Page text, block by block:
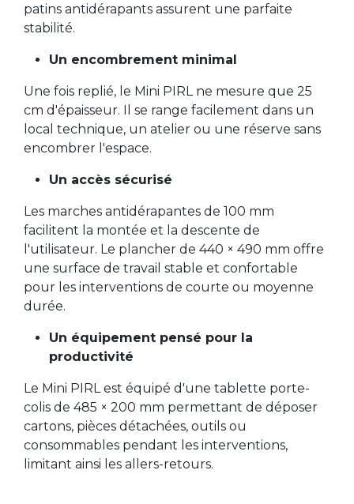
patins antidérapants assurent une parfaite
stabilité.
​Un encombrement minimal
Une fois replié, le Mini PIRL ne mesure que 25
cm d'épaisseur. Il se range facilement dans un
local technique, un atelier ou une réserve sans
encombrer l'espace.
Un accès sécurisé
Les marches antidérapantes de 100 mm
facilitent la montée et la descente de
l'utilisateur. Le plancher de 440 × 490 mm offre
une surface de travail stable et confortable
pour les interventions de courte ou moyenne
durée.
Un équipement pensé pour la
productivité
Le Mini PIRL est équipé d'une tablette porte-
colis de 485 × 200 mm permettant de déposer
cartons, pièces détachées, outils ou
consommables pendant les interventions,
limitant ainsi les allers-retours.